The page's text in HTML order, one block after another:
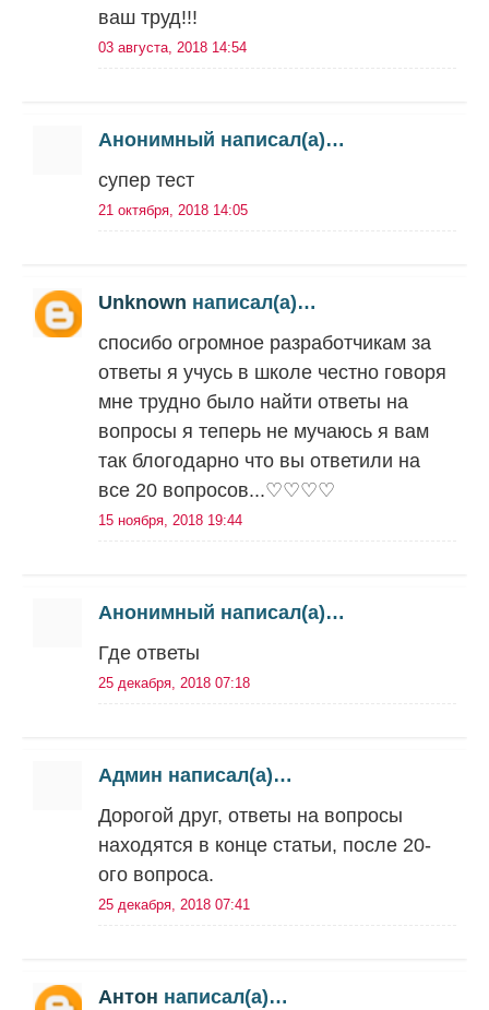
ваш труд!!!
03 августа, 2018 14:54
Анонимный написал(а)…
супер тест
21 октября, 2018 14:05
Unknown написал(а)…
спосибо огромное разработчикам за
ответы я учусь в школе честно говоря
мне трудно было найти ответы на
вопросы я теперь не мучаюсь я вам
так блогодарно что вы ответили на
все 20 вопросов...♡♡♡♡
15 ноября, 2018 19:44
Анонимный написал(а)…
Где ответы
25 декабря, 2018 07:18
Админ написал(а)…
Дорогой друг, ответы на вопросы
находятся в конце статьи, после 20-
ого вопроса.
25 декабря, 2018 07:41
Антон написал(а)…